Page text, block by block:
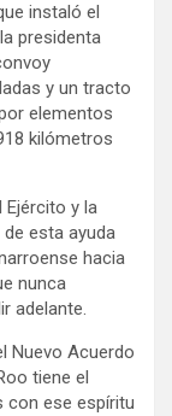
instaló el
presidenta
y un tracto
elementos
kilómetros
Ejército y la
esta ayuda
hacia
nunca
adelante.
Nuevo Acuerdo
tiene el
con ese espíritu